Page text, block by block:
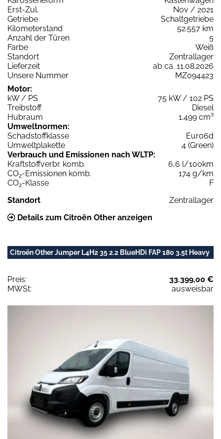
Erst-Zul.
Nov / 2021
Getriebe
Schaltgetriebe
Kilometerstand
52.557 km
Anzahl der Türen
5
Farbe
Weiß
Standort
Zentrallager
Lieferzeit
ab ca. 11.08.2026
Unsere Nummer
MZ094423
Motor:
kW / PS
75 kW / 102 PS
Treibstoff
Diesel
Hubraum
1.499 cm³
Umweltnormen:
Schadstoffklasse
Euro6d
Umweltplakette
4 (Green)
Verbrauch und Emissionen nach WLTP:
Kraftstoffverbr. komb.
6,6 l/100km
CO2-Emissionen komb.
174 g/km
CO2-Klasse
F
Standort
Zentrallager
Details zum Citroën Other anzeigen
Citroën Other Jumper L4H2 35 2.2 BlueHDi FAP 180 3.5t Heavy
Preis:
33.399,00 €
MWSt:
ausweisbar